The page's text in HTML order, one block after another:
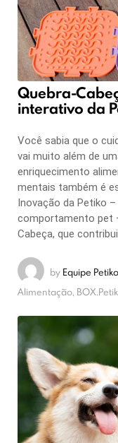
Quebra-
interativo da
Você sabia que o
vai muito além de
enriquecimento
mentais também é
Inovação da Petiko
comportamento pet
Cabeça, que
by Equipe Petiko
Alimentação,